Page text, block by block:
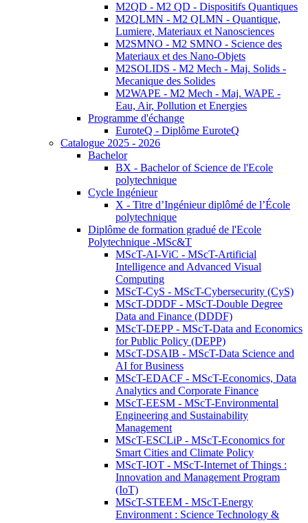
M2QD - M2 QD - Dispositifs Quantiques
M2QLMN - M2 QLMN - Quantique,
Lumiere, Materiaux et Nanosciences
M2SMNO - M2 SMNO - Science des
Materiaux et des Nano-Objets
M2SOLIDS - M2 Mech - Maj. Solids -
Mecanique des Solides
M2WAPE - M2 Mech - Maj. WAPE -
Eau, Air, Pollution et Energies
Programme d'échange
EuroteQ - Diplôme EuroteQ
Catalogue 2025 - 2026
Bachelor
BX - Bachelor of Science de l'Ecole
polytechnique
Cycle Ingénieur
X - Titre d’Ingénieur diplômé de l’École
polytechnique
Diplôme de formation gradué de l'Ecole
Polytechnique -MSc&T
MScT-AI-ViC - MScT-Artificial
Intelligence and Advanced Visual
Computing
MScT-CyS - MScT-Cybersecurity (CyS)
MScT-DDDF - MScT-Double Degree
Data and Finance (DDDF)
MScT-DEPP - MScT-Data and Economics
for Public Policy (DEPP)
MScT-DSAIB - MScT-Data Science and
AI for Business
MScT-EDACF - MScT-Economics, Data
Analytics and Corporate Finance
MScT-EESM - MScT-Environmental
Engineering and Sustainability
Management
MScT-ESCLiP - MScT-Economics for
Smart Cities and Climate Policy
MScT-IOT - MScT-Internet of Things :
Innovation and Management Program
(IoT)
MScT-STEEM - MScT-Energy
Environment : Science Technology &